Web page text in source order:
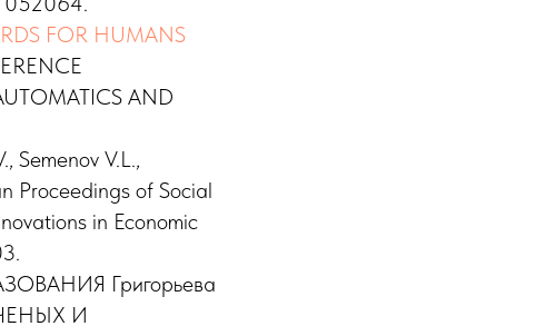
FOR HUMANS
AND
Semenov V.L.,
Proceedings of Social
in Economic
Григорьева
И